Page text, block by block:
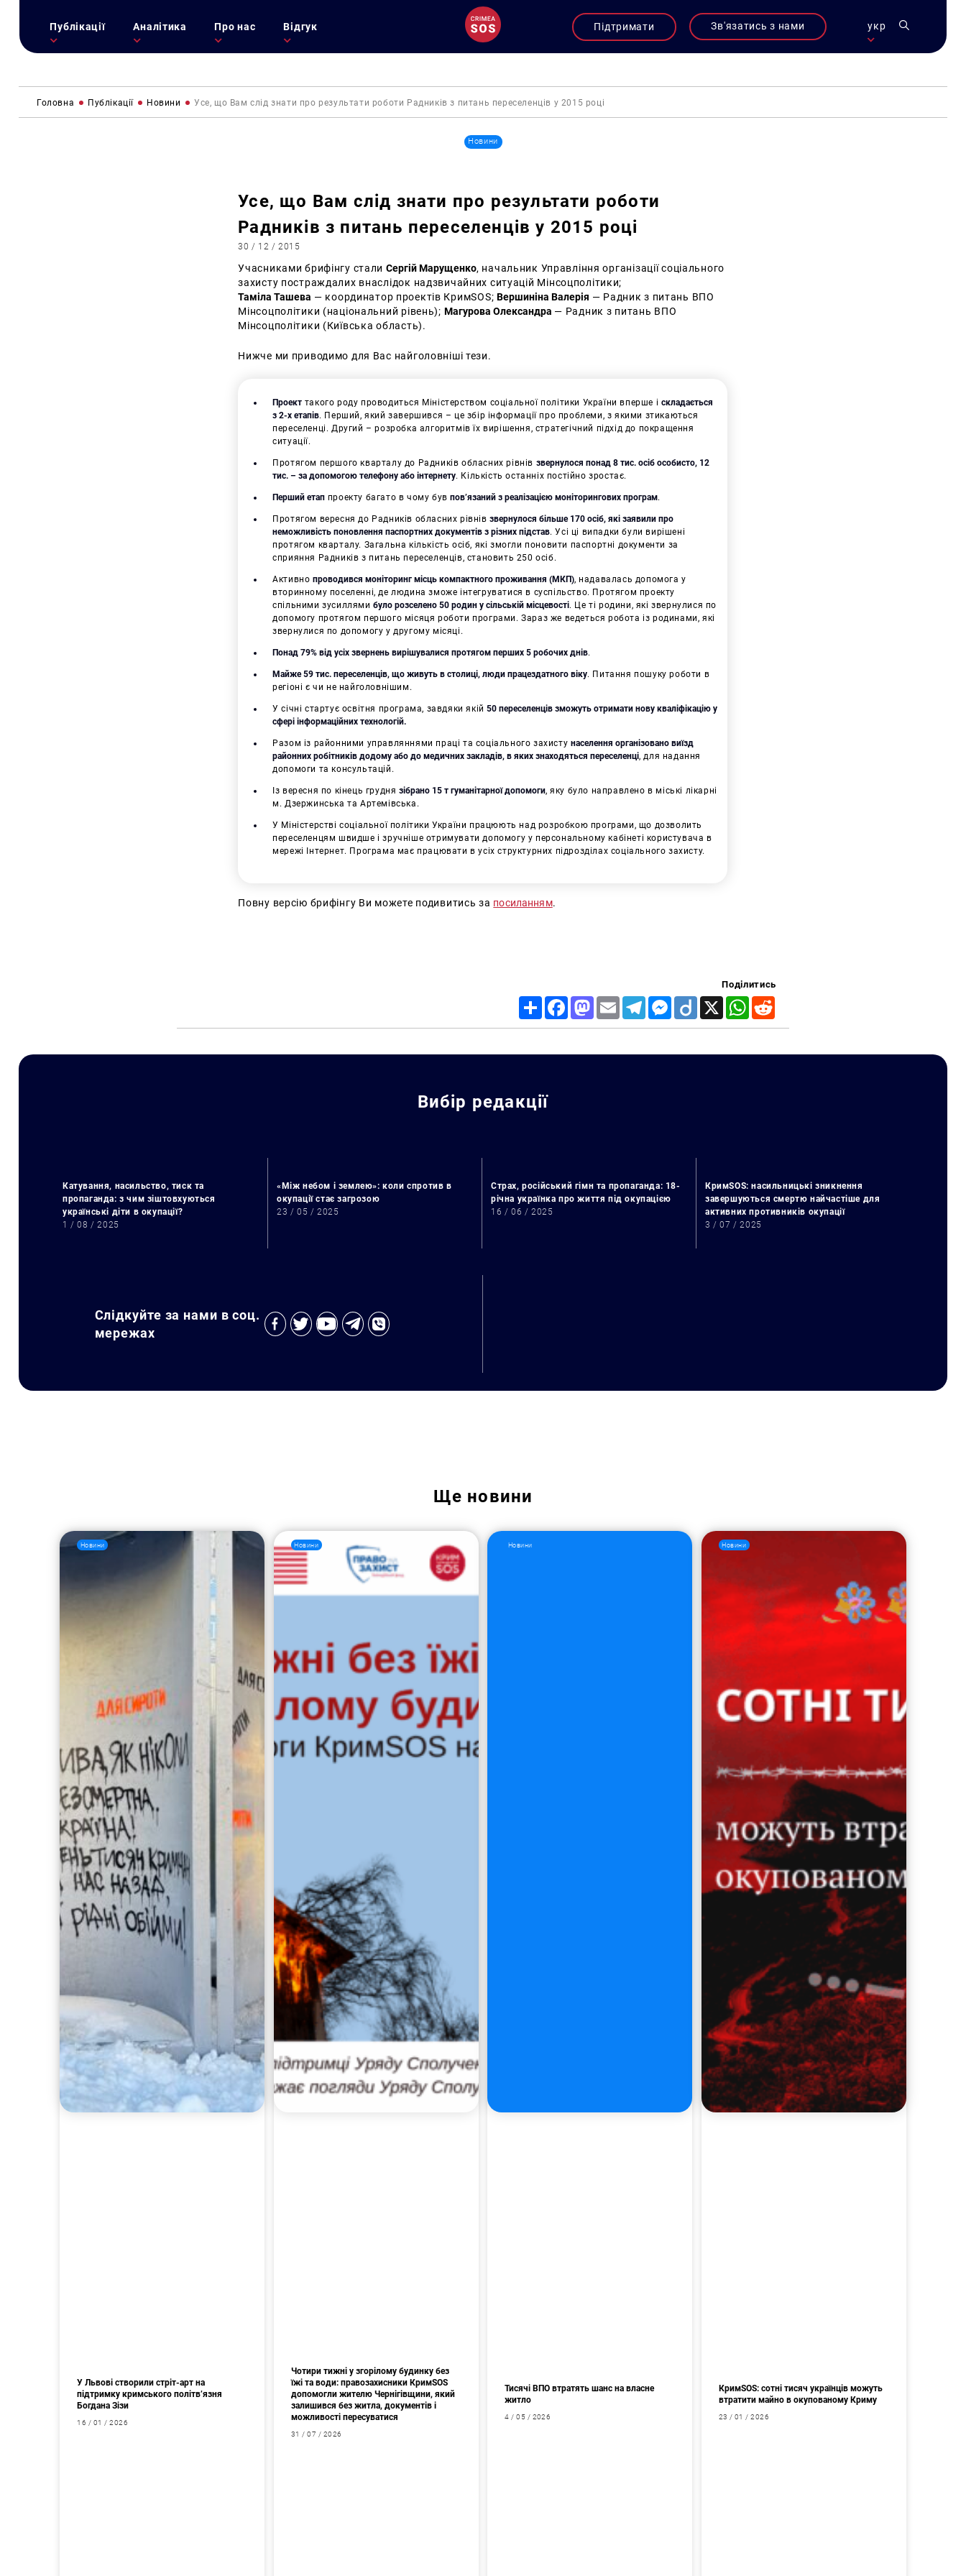
Публікації Аналітика Про нас Відгук Підтримати Зв'язатись з нами укр
Головна Публікації Новини Усе, що Вам слід знати про результати роботи Радників з питань переселенців у 2015 році
Новини
Усе, що Вам слід знати про результати роботи
Радників з питань переселенців у 2015 році
30 / 12 / 2015
Учасниками брифінгу стали Сергій Марущенко, начальник Управління організації соціального
захисту постраждалих внаслідок надзвичайних ситуацій Мінсоцполітики;
Таміла Ташева — координатор проектів КримSOS; Вершиніна Валерія — Радник з питань ВПО
Мінсоцполітики (національний рівень); Магурова Олександра — Радник з питань ВПО
Мінсоцполітики (Київська область).
Нижче ми приводимо для Вас найголовніші тези.
Проект такого роду проводиться Міністерством соціальної політики України вперше і складається
з 2-х етапів. Перший, який завершився – це збір інформації про проблеми, з якими зтикаються
переселенці. Другий – розробка алгоритмів їх вирішення, стратегічний підхід до покращення
ситуації.
Протягом першого кварталу до Радників обласних рівнів звернулося понад 8 тис. осіб особисто, 12
тис. – за допомогою телефону або інтернету. Кількість останніх постійно зростає.
Перший етап проекту багато в чому бувпов’язаний з реалізацією моніторингових програм.
Протягом вересня до Радників обласних рівнівзвернулося більше 170 осіб, які заявили про
неможливість поновлення паспортних документів з різних підстав. Усі ці випадки були вирішені
протягом кварталу. Загальна кількість осіб, які змогли поновити паспортні документи за
сприяння Радників з питань переселенців, становить 250 осіб.
Активно проводився моніторинг місць компактного проживання (МКП), надавалась допомога у
вторинному поселенні, де людина зможе інтегруватися в суспільство. Протягом проекту
спільними зусиллямибуло розселено 50 родин у сільській місцевості. Це ті родини, які звернулися по
допомогу протягом першого місяця роботи програми. Зараз же ведеться робота із родинами, які
звернулися по допомогу у другому місяці.
Понад 79% від усіх звернень вирішувалися протягом перших 5 робочих днів.
Майже 59 тис. переселенців, що живуть в столиці, люди працездатного віку. Питання пошуку роботи в
регіоні є чи не найголовнішим.
У січні стартує освітня програма, завдяки якій50 переселенців зможуть отримати нову кваліфікацію у
сфері інформаційних технологій.
Разом із районними управляннями праці та соціального захисту населення організовано виїзд
районних робітників додому або до медичних закладів, в яких знаходяться переселенці, для надання
допомоги та консультацій.
Із вересня по кінець грудня зібрано 15 т гуманітарної допомоги, яку було направлено в міські лікарні
м. Дзержинська та Артемівська.
У Міністерстві соціальної політики України працюють над розробкою програми, що дозволить
переселенцям швидше і зручніше отримувати допомогу у персональному кабінеті користувача в
мережі Інтернет. Програма має працювати в усіх структурних підрозділах соціального захисту.
Повну версію брифінгу Ви можете подивитись за посиланням.
Поділитись
Share FacebookMastodon
Email TelegramMessenger
Diigo X WhatsApp
Вибір редакції
Катування, насильство, тиск та
пропаганда: з чим зіштовхуються
українські діти в окупації?
1 / 08 / 2025
«Між небом і землею»: коли спротив в
окупації стає загрозою
23 / 05 / 2025
Страх, російський гімн та пропаганда: 18-
річна українка про життя під окупацією
16 / 06 / 2025
КримSOS: насильницькі зникнення
завершуються смертю найчастіше для
активних противників окупації
3 / 07 / 2025
Слідкуйте за нами в соц.
мережах
Ще новини
Новини
У Львові створили стріт-арт на
підтримку кримського політв’язня
Богдана Зізи
16 / 01 / 2026
Новини
Чотири тижні у згорілому будинку без
їжі та води: правозахисники КримSOS
допомогли жителю Чернігівщини, який
залишився без житла, документів і
можливості пересуватися
31 / 07 / 2026
Новини
Тисячі ВПО втратять шанс на власне
житло
4 / 05 / 2026
Новини
КримSOS: сотні тисяч українців можуть
втратити майно в окупованому Криму
23 / 01 / 2026